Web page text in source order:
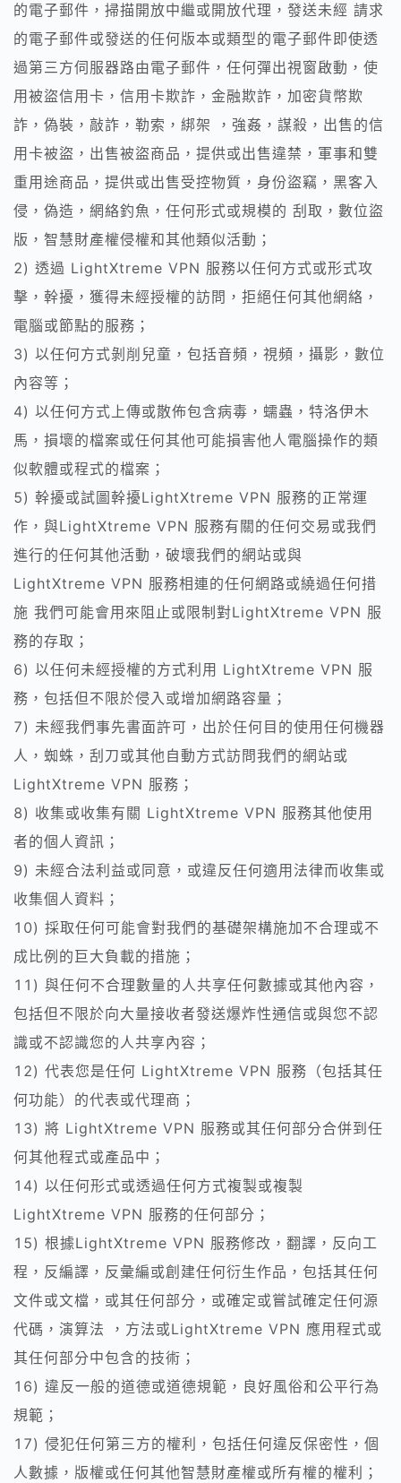
的電子郵件，掃描開放中繼或開放代理，發送未經 請求
的電子郵件或發送的任何版本或類型的電子郵件即使透
過第三方伺服器路由電子郵件，任何彈出視窗啟動，使
用被盜信用卡，信用卡欺詐，金融欺詐，加密貨幣欺
詐，偽裝，敲詐，勒索，綁架 ，強姦，謀殺，出售的信
用卡被盜，出售被盜商品，提供或出售違禁，軍事和雙
重用途商品，提供或出售受控物質，身份盜竊，黑客入
侵，偽造，網絡釣魚，任何形式或規模的 刮取，數位盜
版，智慧財產權侵權和其他類似活動；
2) 透過 LightXtreme VPN 服務以任何方式或形式攻
擊，幹擾，獲得未經授權的訪問，拒絕任何其他網絡，
電腦或節點的服務；
3) 以任何方式剝削兒童，包括音頻，視頻，攝影，數位
內容等；
4) 以任何方式上傳或散佈包含病毒，蠕蟲，特洛伊木
馬，損壞的檔案或任何其他可能損害他人電腦操作的類
似軟體或程式的檔案；
5) 幹擾或試圖幹擾LightXtreme VPN 服務的正常運
作，與LightXtreme VPN 服務有關的任何交易或我們
進行的任何其他活動，破壞我們的網站或與
LightXtreme VPN 服務相連的任何網路或繞過任何措
施 我們可能會用來阻止或限制對LightXtreme VPN 服
務的存取；
6) 以任何未經授權的方式利用 LightXtreme VPN 服
務，包括但不限於侵入或增加網路容量；
7) 未經我們事先書面許可，出於任何目的使用任何機器
人，蜘蛛，刮刀或其他自動方式訪問我們的網站或
LightXtreme VPN 服務；
8) 收集或收集有關 LightXtreme VPN 服務其他使用
者的個人資訊；
9) 未經合法利益或同意，或違反任何適用法律而收集或
收集個人資料；
10) 採取任何可能會對我們的基礎架構施加不合理或不
成比例的巨大負載的措施；
11) 與任何不合理數量的人共享任何數據或其他內容，
包括但不限於向大量接收者發送爆炸性通信或與您不認
識或不認識您的人共享內容；
12) 代表您是任何 LightXtreme VPN 服務（包括其任
何功能）的代表或代理商；
13) 將 LightXtreme VPN 服務或其任何部分合併到任
何其他程式或產品中；
14) 以任何形式或透過任何方式複製或複製
LightXtreme VPN 服務的任何部分；
15) 根據LightXtreme VPN 服務修改，翻譯，反向工
程，反編譯，反彙編或創建任何衍生作品，包括其任何
文件或文檔，或其任何部分，或確定或嘗試確定任何源
代碼，演算法 ，方法或LightXtreme VPN 應用程式或
其任何部分中包含的技術；
16) 違反一般的道德或道德規範，良好風俗和公平行為
規範；
17) 侵犯任何第三方的權利，包括任何違反保密性，個
人數據，版權或任何其他智慧財產權或所有權的權利；